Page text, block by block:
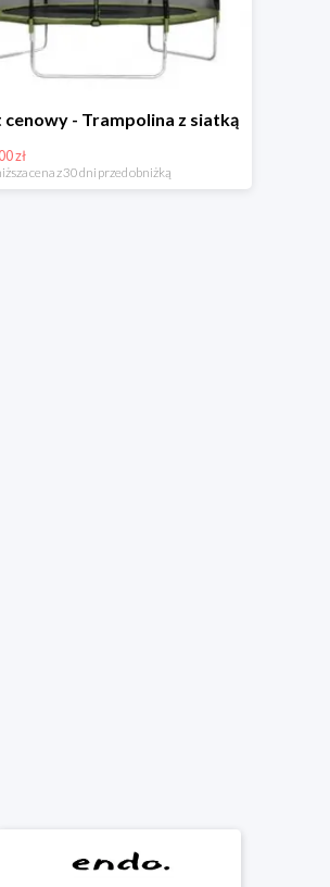
cenowy - Trampolina z siatką
zł
cena z 30 dni przed obniżką